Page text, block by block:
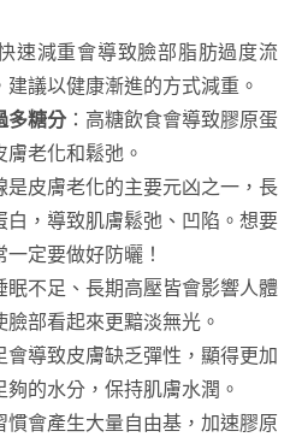
速減重會導致臉部脂肪過度流
議以健康漸進的方式減重。
多糖分：高糖飲食會導致膠原蛋
老化和鬆弛。
是皮膚老化的主要元凶之一，長
白，導致肌膚鬆弛、凹陷。想要
定要做好防曬！
眠不足、長期高壓皆會影響人體
部看起來更黯淡無光。
會導致皮膚缺乏彈性，顯得更加
的水分，保持肌膚水潤。
慣會產生大量自由基，加速膠原